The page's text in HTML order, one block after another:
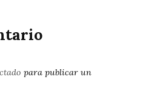
para publicar un